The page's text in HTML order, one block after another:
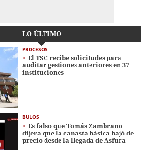
LO ÚLTIMO
PROCESOS
El TSC recibe solicitudes para
auditar gestiones anteriores en 37
instituciones
BULOS
Es falso que Tomás Zambrano
dijera que la canasta básica bajó de
precio desde la llegada de Asfura